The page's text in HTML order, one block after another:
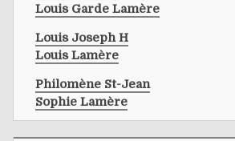
Louis Garde Lamère
Louis Joseph H
Louis Lamère
Philomène St-Jean
Sophie Lamère